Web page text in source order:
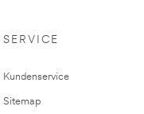
SERVICE
Kundenservice
Sitemap